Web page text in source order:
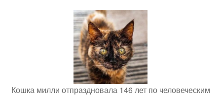
Кошка милли отпраздновала 146 лет по человеческим